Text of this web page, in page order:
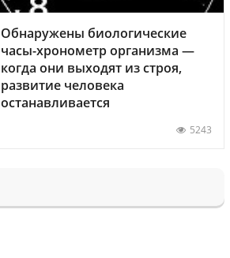
Обнаружены биологические
часы-хронометр организма —
когда они выходят из строя,
развитие человека
останавливается
5243